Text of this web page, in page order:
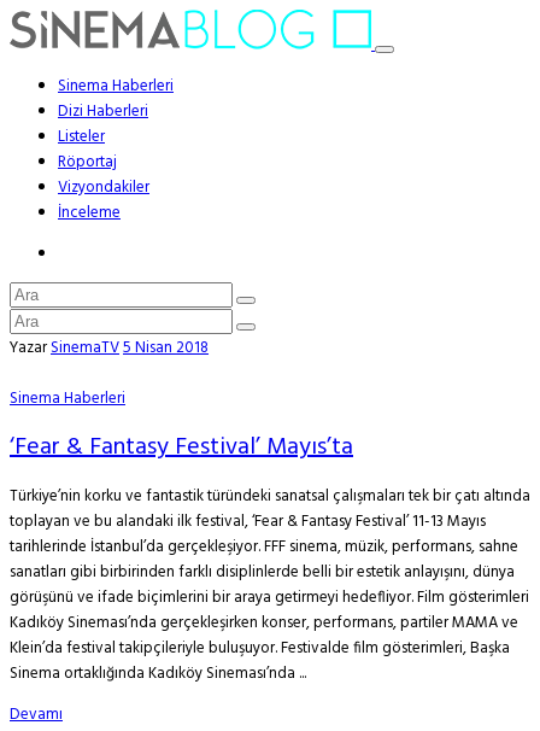
Sinema Haberleri
Dizi Haberleri
Listeler
Röportaj
Vizyondakiler
İnceleme
YazarSinemaTV5 Nisan 2018
Sinema Haberleri
‘Fear & Fantasy Festival’ Mayıs’ta
Türkiye’nin korku ve fantastik türündeki sanatsal çalışmaları tek bir çatı altında
toplayan ve bu alandaki ilk festival, ‘Fear & Fantasy Festival’ 11-13 Mayıs
tarihlerinde İstanbul’da gerçekleşiyor. FFF sinema, müzik, performans, sahne
sanatları gibi birbirinden farklı disiplinlerde belli bir estetik anlayışını, dünya
görüşünü ve ifade biçimlerini bir araya getirmeyi hedefliyor. Film gösterimleri
Kadıköy Sineması’nda gerçekleşirken konser, performans, partiler MAMA ve
Klein’da festival takipçileriyle buluşuyor. Festivalde film gösterimleri, Başka
Sinema ortaklığında Kadıköy Sineması’nda ...
Devamı